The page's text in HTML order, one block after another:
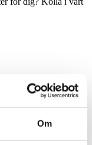
Om
när du ska bilda en